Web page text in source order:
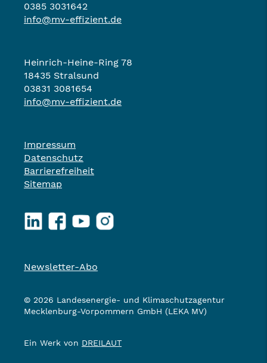
0385 3031642
info@mv-effizient.de
Heinrich-Heine-Ring 78
18435 Stralsund
03831 3081654
info@mv-effizient.de
Impressum
Datenschutz
Barrierefreiheit
Sitemap
LinkedInFacebookYouTubeInstagram
Newsletter-Abo
© 2026 Landesenergie- und Klimaschutzagentur
Mecklenburg-Vorpommern GmbH (LEKA MV)
Ein Werk von DREILAUT